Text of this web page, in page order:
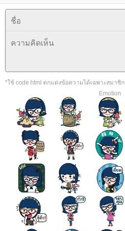
*ใช้ code html ตกแต่งข้อความได้เฉพาะสมาชิก
Emotion